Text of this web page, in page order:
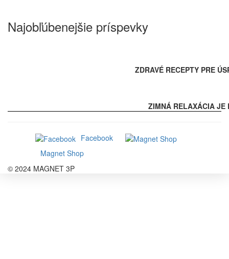
Najobľúbenejšie príspevky
ZDRAVÉ RECEPTY PRE
ZIMNÁ RELAXÁCIA JE
Facebook
Magnet Shop
© 2024 MAGNET 3P